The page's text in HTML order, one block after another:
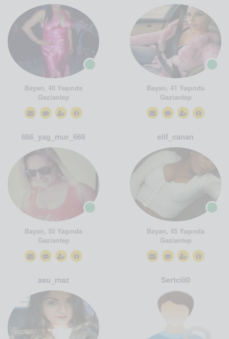
Bayan, 40 Yaşında
Gaziantep
Bayan, 41 Yaşında
Gaziantep
666_yag_mur_666
Bayan, 50 Yaşında
Gaziantep
elif_canan
Bayan, 45 Yaşında
Gaziantep
asu_maz Sertciii0